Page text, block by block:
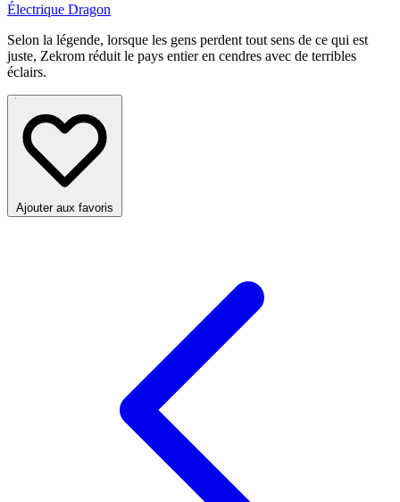
Électrique Dragon
Selon la légende, lorsque les gens perdent tout sens de ce qui est
juste, Zekrom réduit le pays entier en cendres avec de terribles
éclairs.
Ajouter aux favoris